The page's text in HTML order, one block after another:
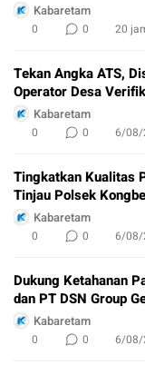
Kabaretam
0 0 20
Tekan Angka ATS,
Operator Desa
Kabaretam
0 0 6/08/
Tingkatkan Kualitas
Tinjau Polsek
Kabaretam
0 0 6/08/
Dukung Ketahanan
dan PT DSN Group
Kabaretam
0 0 6/08/